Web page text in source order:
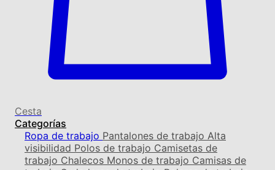
Cesta
Categorías
Ropa de trabajo Pantalones de trabajo Alta
visibilidad Polos de trabajo Camisetas de
trabajo Chalecos Monos de trabajo Camisas de